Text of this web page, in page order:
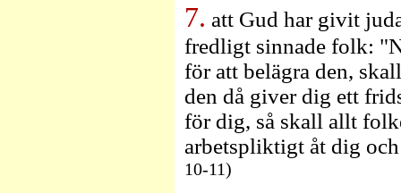
7. att Gud har givit
fredligt sinnade folk:
för att belägra den,
den då giver dig ett
för dig, så skall allt
arbetspliktigt åt dig
10-11)